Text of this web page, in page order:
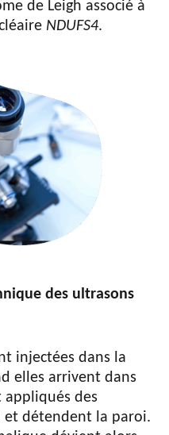
de Leigh associé à
NDUFS4.
des ultrasons
injectées dans la
elles arrivent dans
des
et détendent la paroi.